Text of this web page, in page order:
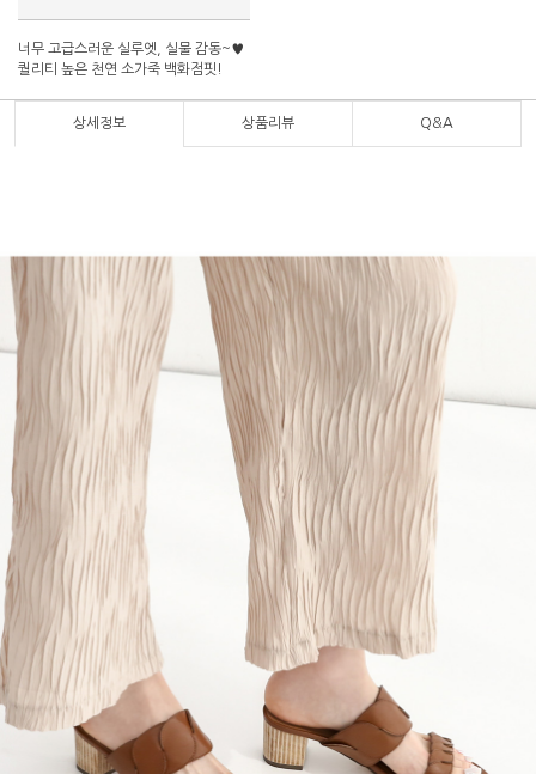
너무 고급스러운 실루엣, 실물 감동~♥
퀄리티 높은 천연 소가죽 백화점핏!
상세정보 상품리뷰 Q&A